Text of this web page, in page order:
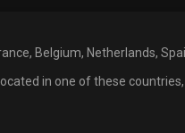
Belgium, Netherlands,
in one of these